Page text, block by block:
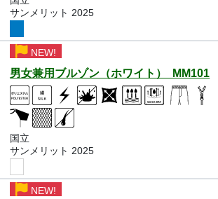
サンメリット 2025
NEW!
男女兼用ブルゾン（ホワイト） MM101
国立
サンメリット 2025
NEW!